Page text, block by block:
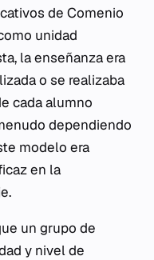
de Comenio
unidad
la enseñanza era
o se realizaba
cada alumno
dependiendo
modelo era
en la
un grupo de
y nivel de